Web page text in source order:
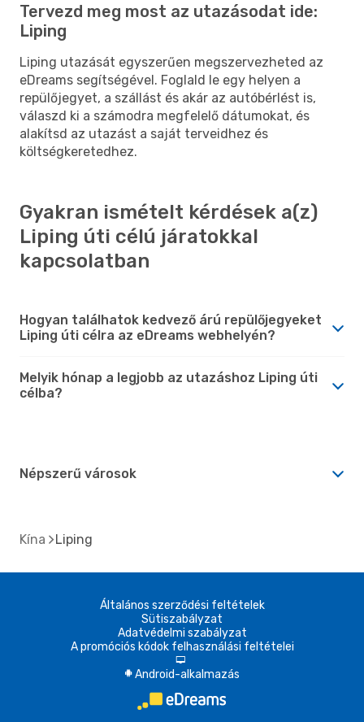
Tervezd meg most az utazásodat ide:
Liping
Liping utazását egyszerűen megszervezheted az
eDreams segítségével. Foglald le egy helyen a
repülőjegyet, a szállást és akár az autóbérlést is,
válaszd ki a számodra megfelelő dátumokat, és
alakítsd az utazást a saját terveidhez és
költségkeretedhez.
Gyakran ismételt kérdések a(z)
Liping úti célú járatokkal
kapcsolatban
Hogyan találhatok kedvező árú repülőjegyeket
Liping úti célra az eDreams webhelyén?
Melyik hónap a legjobb az utazáshoz Liping úti
célba?
Népszerű városok
Kína Liping
Általános szerződési feltételek
Sütiszabályzat
Adatvédelmi szabályzat
A promóciós kódok felhasználási feltételei
d
A Android-alkalmazás